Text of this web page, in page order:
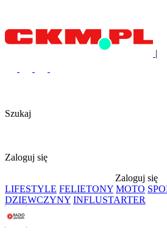
|
Szukaj
Zaloguj się
Zaloguj się
LIFESTYLE FELIETONY MOTO
DZIEWCZYNY INFLUSTARTER